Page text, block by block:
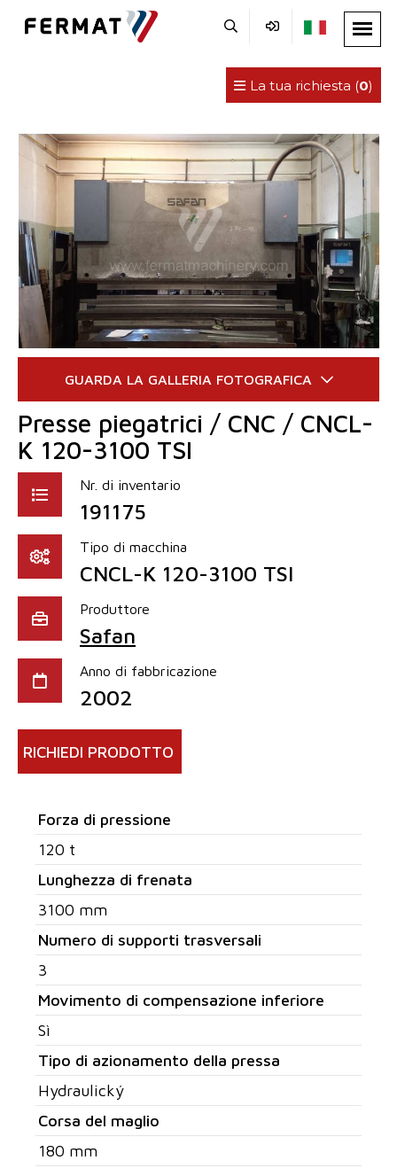
La tua richiesta (0)
Presse piegatrici / CNC / CNCL-
K 120-3100 TSI
Nr. di inventario
191175
Tipo di macchina
CNCL-K 120-3100 TSI
Produttore
Safan
Anno di fabbricazione
2002
RICHIEDI PRODOTTO
Forza di pressione
120 t
Lunghezza di frenata
3100 mm
Numero di supporti trasversali
3
Movimento di compensazione inferiore
Sì
Tipo di azionamento della pressa
Hydraulický
Corsa del maglio
180 mm